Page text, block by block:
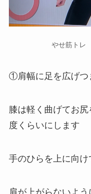
やせ筋トレ
①肩幅に足を広げつ
膝は軽く曲げてお
度くらいにします
手のひらを上に向け
肩が上がらないよ